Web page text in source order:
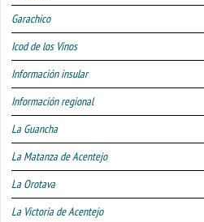
Garachico
Icod de los Vinos
Información insular
Información regional
La Guancha
La Matanza de Acentejo
La Orotava
La Victoria de Acentejo